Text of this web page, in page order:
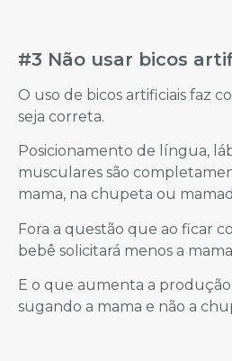
#3 Não usar bicos
O uso de bicos artificiais faz
seja correta.
Posicionamento de língua,
musculares são
mama, na chupeta ou
Fora a questão que ao ficar
bebê solicitará menos a
E o que aumenta a
sugando a mama e não a